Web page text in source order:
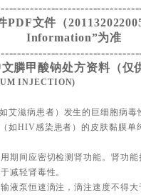
PDF文件（
Information”为准
膦甲酸钠处方资料（仅
INJECTION)
艾滋病患者）发生的巨细胞病毒
如HIV感染患者）的皮肤黏膜单
期间应密切检测肾功能。肾功能
减轻肾毒性。
液泵恒速滴注，滴注速度不得